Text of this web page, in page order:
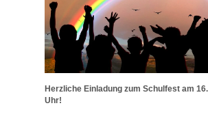
Herzliche Einladung zum Schulfest am
Uhr!